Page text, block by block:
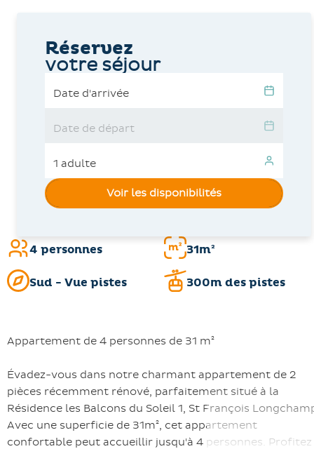
4 personnes 31m²
Sud - Vue pistes 300m des pistes
Appartement de 4 personnes de 31 m²
Évadez-vous dans notre charmant appartement de 2
pièces récemment rénové, parfaitement situé à la
Résidence les Balcons du Soleil 1, St François
Avec une superficie de 31m², cet appartement
confortable peut accueillir jusqu'à 4 personnes. Profitez
Réservez
votre séjour
Voir les disponibilités